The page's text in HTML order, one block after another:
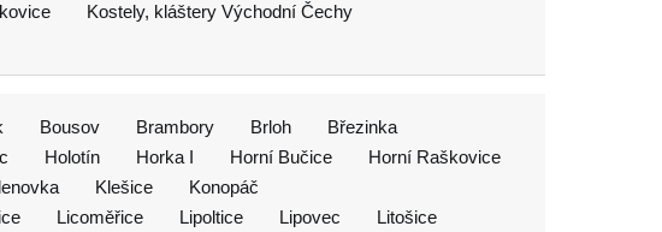
Kostely, kláštery Východní Čechy
Bousov Brambory Brloh
Březinka
Holotín Horka I Horní Bučice
Horní Raškovice
Klešice
Konopáč
Licoměřice Lipoltice Lipovec
Litošice